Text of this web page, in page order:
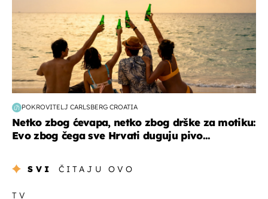
POKROVITELJ CARLSBERG CROATIA
Netko zbog ćevapa, netko zbog drške za motiku:
Evo zbog čega sve Hrvati duguju pivo...
SVI ČITAJU OVO
TV